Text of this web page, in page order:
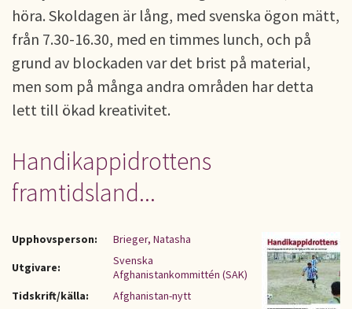
höra. Skoldagen är lång, med svenska ögon mätt,
från 7.30-16.30, med en timmes lunch, och på
grund av blockaden var det brist på material,
men som på många andra områden har detta
lett till ökad kreativitet.
Handikappidrottens
framtidsland...
Upphovsperson:
Brieger, Natasha
Utgivare:
Svenska
Afghanistankommittén (SAK)
Tidskrift/källa:
Afghanistan-nytt